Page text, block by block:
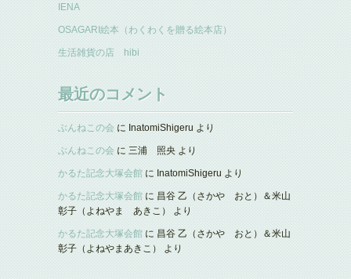
IENA
OSAGARI絵本（わくわくを贈る絵本店）
生活雑貨の店 hibi
最近のコメント
ぶんねこの会 に InatomiShigeru より
ぶんねこの会 に 三浦 照央 より
かるた記念大塚会館 に InatomiShigeru より
かるた記念大塚会館 に 昌谷 乙（さかや おと）＆米山
彰子（よねやま あきこ）
より
かるた記念大塚会館 に 昌谷 乙（さかや おと）＆米山
彰子（よねやまあきこ）
より